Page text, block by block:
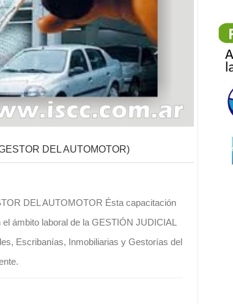
DEL AUTOMOTOR)
DEL AUTOMOTOR Ésta capacitación
ámbito laboral de la GESTIÓN JUDICIAL
Escribanías, Inmobiliarias y Gestorías del